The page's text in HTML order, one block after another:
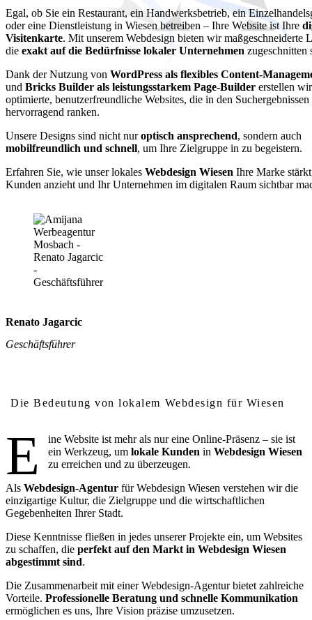
Egal, ob Sie ein Restaurant, ein Handwerksbetrieb, ein
oder eine Dienstleistung in Wiesen betreiben – Ihre Website ist Ihre
Visitenkarte. Mit unserem Webdesign bieten wir maßgeschneiderte
die exakt auf die Bedürfnisse lokaler Unternehmen zugeschnitten
Dank der Nutzung von WordPress als flexibles Content-
und Bricks Builder als leistungsstarkem Page-Builder erstellen
optimierte, benutzerfreundliche Websites, die in den
hervorragend ranken.
Unsere Designs sind nicht nuroptisch ansprechend, sondern auch
mobilfreundlich und schnell, um Ihre Zielgruppe in zu begeistern.
Erfahren Sie, wie unser lokales Webdesign Wiesen Ihre Marke
Kunden anzieht und Ihr Unternehmen im digitalen Raum sichtbar
Renato Jagarcic
Geschäftsführer
Die Bedeutung von lokalem Webdesign für Wiesen
E
ine Website ist mehr als nur eine Online-Präsenz – sie ist
ein Werkzeug, um lokale Kunden in Webdesign Wiesen
zu erreichen und zu überzeugen.
Als Webdesign-Agentur für Webdesign Wiesen verstehen wir die
einzigartige Kultur, die Zielgruppe und die wirtschaftlichen
Gegebenheiten Ihrer Stadt.
Diese Kenntnisse fließen in jedes unserer Projekte ein, um Websites
zu schaffen, die perfekt auf den Markt in Webdesign Wiesen
abgestimmt sind.
Die Zusammenarbeit mit einer Webdesign-Agentur bietet zahlreiche
Vorteile. Professionelle Beratung und schnelle Kommunikation
ermöglichen es uns, Ihre Vision präzise umzusetzen.